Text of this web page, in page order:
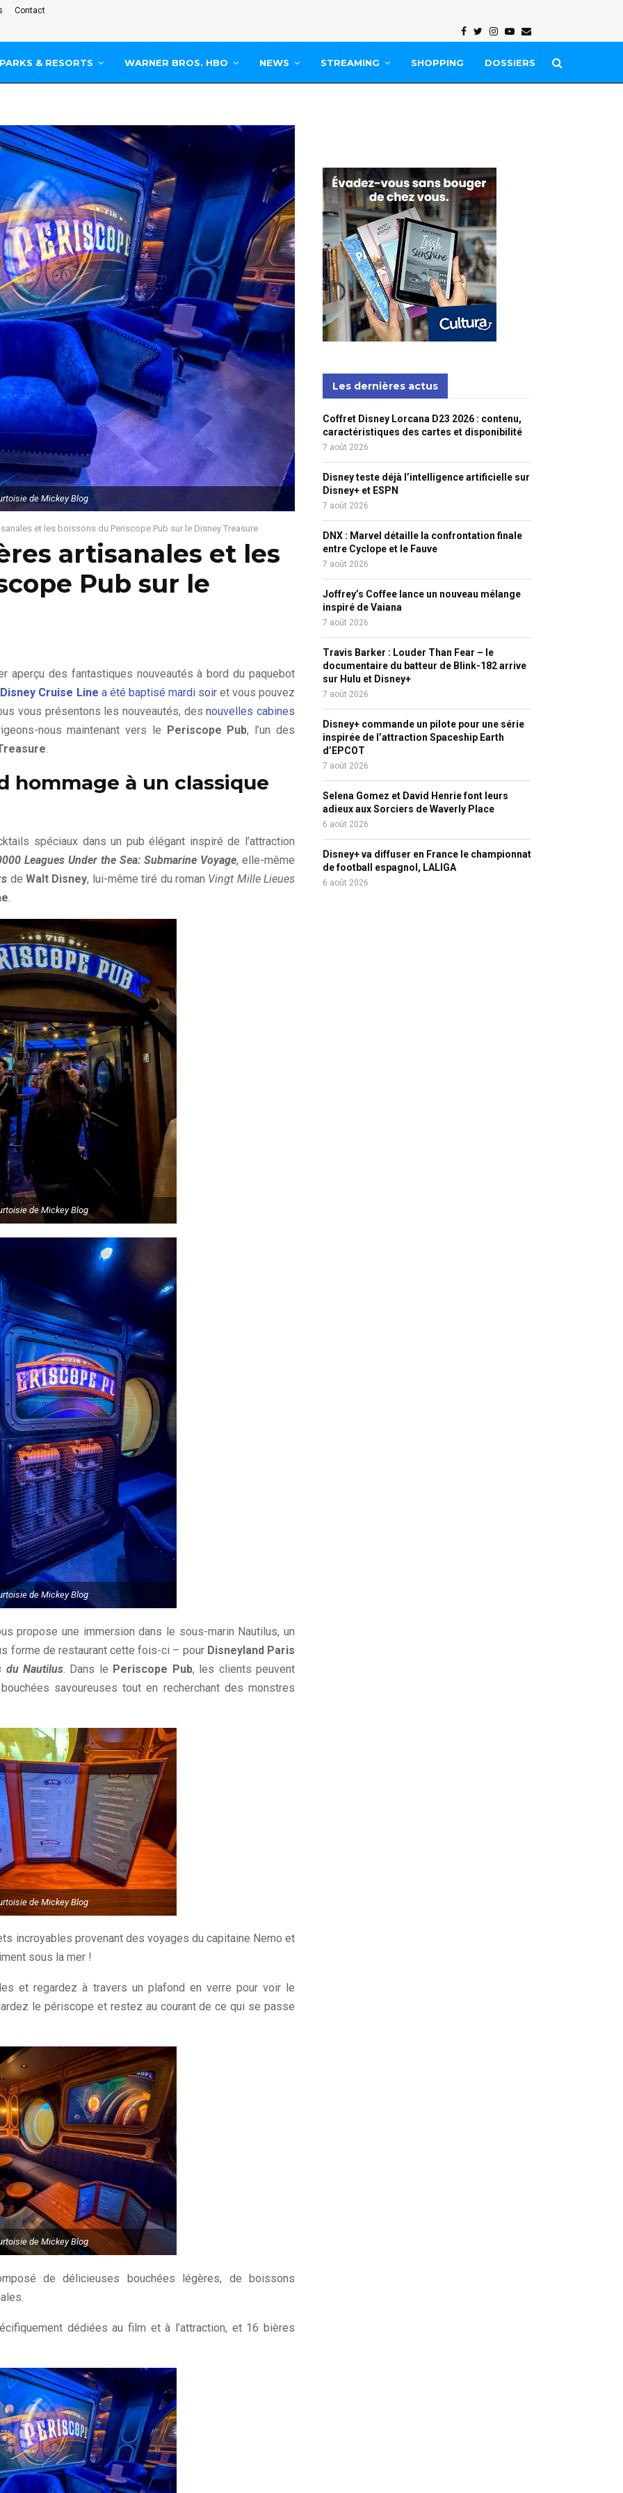
Contact
Facebook
Twitter
Instagram
Youtube
Email
PARKS & RESORTS WARNER BROS. HBO NEWS STREAMING SHOPPING DOSSIERS
de Mickey Blog
et les boissons du Periscope Pub sur le Disney Treasure
artisanales et les
Pub sur le
aperçu des fantastiques nouveautés à bord du paquebot
Disney Cruise Line a été baptisé mardi soiret vous pouvez
vous présentons les nouveautés, desnouvelles cabines
nous maintenant vers le Periscope Pub, l’un des
.
hommage à un classique
spéciaux dans un pub élégant inspiré de l’attraction
Leagues Under the Sea: Submarine Voyage, elle-même
deWalt Disney, lui-même tiré du roman Vingt Mille Lieues
.
de Mickey Blog
de Mickey Blog
propose une immersion dans le sous-marin Nautilus, un
forme de restaurant cette fois-ci – pour Disneyland Paris
du Nautilus. Dans le Periscope Pub, les clients peuvent
savoureuses tout en recherchant des monstres
de Mickey Blog
incroyables provenant des voyages du capitaine Nemo et
sous la mer !
et regardez à travers un plafond en verre pour voir le
le périscope et restez au courant de ce qui se passe
de Mickey Blog
de délicieuses bouchées légères, de boissons
dédiées au film et à l’attraction, et 16 bières
Les dernières actus
Coffret Disney Lorcana D23 2026 : contenu,
caractéristiques des cartes et disponibilité
7 août 2026
Disney teste déjà l’intelligence artificielle sur
Disney+ et ESPN
7 août 2026
DNX : Marvel détaille la confrontation finale
entre Cyclope et le Fauve
7 août 2026
Joffrey’s Coffee lance un nouveau mélange
inspiré de Vaiana
7 août 2026
Travis Barker : Louder Than Fear – le
documentaire du batteur de Blink-182 arrive
sur Hulu et Disney+
7 août 2026
Disney+ commande un pilote pour une série
inspirée de l’attraction Spaceship Earth
d’EPCOT
7 août 2026
Selena Gomez et David Henrie font leurs
adieux aux Sorciers de Waverly Place
6 août 2026
Disney+ va diffuser en France le championnat
de football espagnol, LALIGA
6 août 2026